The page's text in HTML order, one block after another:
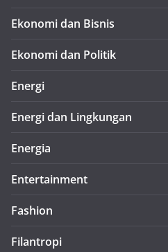
Ekonomi dan Bisnis
Ekonomi dan Politik
Energi
Energi dan Lingkungan
Energia
Entertainment
Fashion
Filantropi